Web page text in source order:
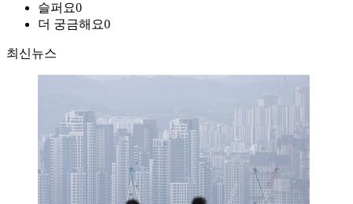
슬퍼요0
더 궁금해요0
최신뉴스